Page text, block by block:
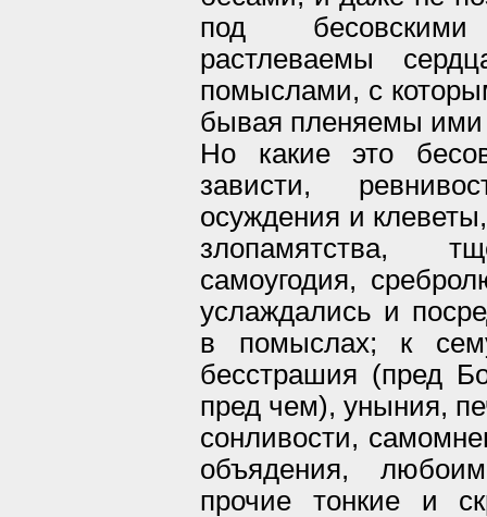
под
растлеваемы
помыслами, с
бывая пленяемы
Но какие это
зависти,
осуждения и
злопамятства,
самоугодия,
услаждались и
в помыслах; к
бесстрашия (пред
пред чем), уныния,
сонливости,
объядения,
прочие тонкие и